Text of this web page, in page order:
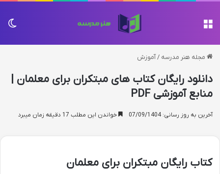
مجله هنر مدرسه /آموزش
دانلود رایگان کتاب های مبتکران برای معلمان |
منابع آموزشی PDF
آخرین به روز رسانی: 07/09/1404 خواندن این مطلب 17 دقیقه زمان میبرد
کتاب رایگان مبتکران برای معلمان